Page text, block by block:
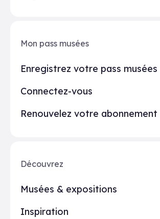
Découvrez
Musées & expositions
Inspiration
Mon pass musées
Enregistrez votre pass musées
Connectez-vous
Renouvelez votre abonnement